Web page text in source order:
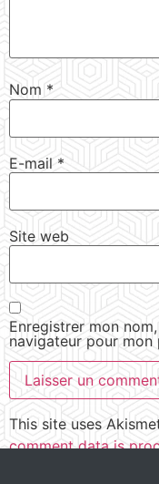
Nom *
E-mail *
Site web
Enregistrer mon
navigateur pour mon
This site uses
comment data is